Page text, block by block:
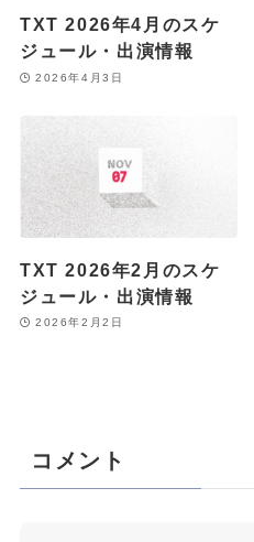
TXT 2026年4月のスケ
ジュール・出演情報
2026年4月3日
TXT 2026年2月のスケ
ジュール・出演情報
2026年2月2日
コメント